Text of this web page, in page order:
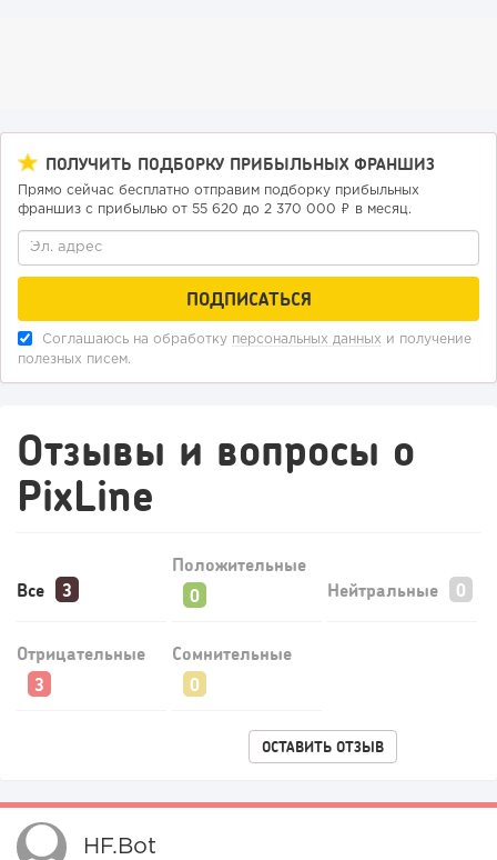
Конференции августа 2026: лучшие мероприятия месяца
для бизнеса,...
ПОЛУЧИТЬ ПОДБОРКУ ПРИБЫЛЬНЫХ ФРАНШИЗ
Прямо сейчас бесплатно отправим подборку прибыльных
франшиз с прибылью от 55 620 до 2 370 000 ₽ в месяц.
Соглашаюсь на обработку персональных данных и получение
полезных писем.
Отзывы и вопросы о
PixLine
Все
Положительные
Нейтральные
Отрицательные Сомнительные
ОСТАВИТЬ ОТЗЫВ
HF.bot